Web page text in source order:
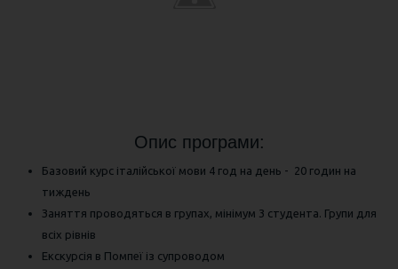
Опис програми:
Базовий курс італійської мови 4 год на день - 20 годин на
тиждень
Заняття проводяться в групах, мінімум 3 студента. Групи для
всіх рівнів
Екскурсія в Помпеї із супроводом